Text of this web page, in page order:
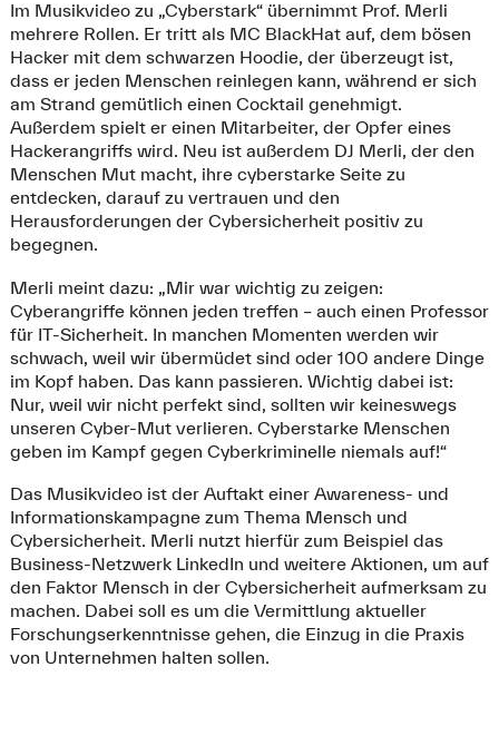
Im Musikvideo zu „Cyberstark“ übernimmt Prof. Merli
mehrere Rollen. Er tritt als MC BlackHat auf, dem bösen
Hacker mit dem schwarzen Hoodie, der überzeugt ist,
dass er jeden Menschen reinlegen kann, während er sich
am Strand gemütlich einen Cocktail genehmigt.
Außerdem spielt er einen Mitarbeiter, der Opfer eines
Hackerangriffs wird. Neu ist außerdem DJ Merli, der den
Menschen Mut macht, ihre cyberstarke Seite zu
entdecken, darauf zu vertrauen und den
Herausforderungen der Cybersicherheit positiv zu
begegnen.
Merli meint dazu: „Mir war wichtig zu zeigen:
Cyberangriffe können jeden treffen – auch einen Professor
für IT-Sicherheit. In manchen Momenten werden wir
schwach, weil wir übermüdet sind oder 100 andere Dinge
im Kopf haben. Das kann passieren. Wichtig dabei ist:
Nur, weil wir nicht perfekt sind, sollten wir keineswegs
unseren Cyber-Mut verlieren. Cyberstarke Menschen
geben im Kampf gegen Cyberkriminelle niemals auf!“
Das Musikvideo ist der Auftakt einer Awareness- und
Informationskampagne zum Thema Mensch und
Cybersicherheit. Merli nutzt hierfür zum Beispiel das
Business-Netzwerk LinkedIn und weitere Aktionen, um auf
den Faktor Mensch in der Cybersicherheit aufmerksam zu
machen. Dabei soll es um die Vermittlung aktueller
Forschungserkenntnisse gehen, die Einzug in die Praxis
von Unternehmen halten sollen.